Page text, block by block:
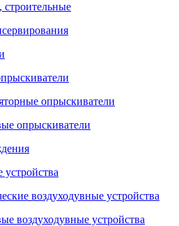
строительные
опрыскиватели
опрыскиватели
воздуходувные устройства
воздуходувные устройства